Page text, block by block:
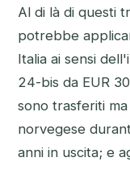
Al di là di questi
potrebbe
Italia ai sensi
24-bis da EUR
sono trasferiti
norvegese
anni in uscita; e